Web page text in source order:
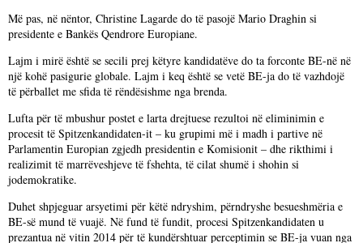
Më pas, në nëntor, Christine Lagarde do të pasojë Mario Draghin si
presidente e Bankës Qendrore Europiane.
Lajm i mirë është se secili prej këtyre kandidatëve do ta forconte BE-në në
një kohë pasigurie globale. Lajm i keq është se vetë BE-ja do të vazhdojë
të përballet me sfida të rëndësishme nga brenda.
Lufta për të mbushur postet e larta drejtuese rezultoi në eliminimin e
procesit të Spitzenkandidaten-it – ku grupimi më i madh i partive në
Parlamentin Europian zgjedh presidentin e Komisionit – dhe rikthimi i
realizimit të marrëveshjeve të fshehta, të cilat shumë i shohin si
jodemokratike.
Duhet shpjeguar arsyetimi për këtë ndryshim, përndryshe besueshmëria e
BE-së mund të vuajë. Në fund të fundit, procesi Spitzenkandidaten u
prezantua në vitin 2014 për të kundërshtuar perceptimin se BE-ja vuan nga